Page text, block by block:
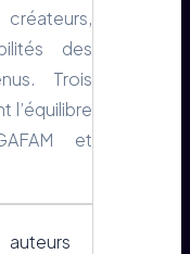
des
Trois
l’équilibre
et